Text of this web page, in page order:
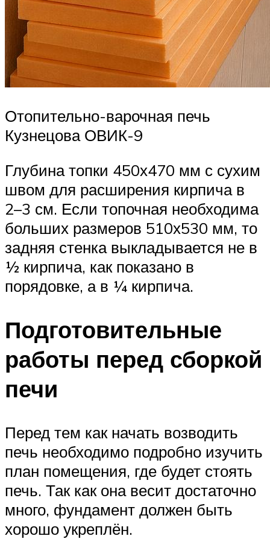
Отопительно-варочная печь
Кузнецова ОВИК-9
Глубина топки 450х470 мм с сухим
швом для расширения кирпича в
2–3 см. Если топочная необходима
больших размеров 510х530 мм, то
задняя стенка выкладывается не в
½ кирпича, как показано в
порядовке, а в ¼ кирпича.
Подготовительные
работы перед сборкой
печи
Перед тем как начать возводить
печь необходимо подробно изучить
план помещения, где будет стоять
печь. Так как она весит достаточно
много, фундамент должен быть
хорошо укреплён.